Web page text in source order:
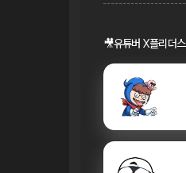
🎥유튜버 X플리더스